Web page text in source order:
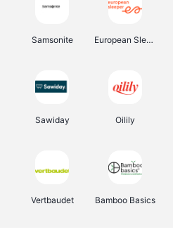
Samsonite European Sleeper
Sawiday Oilily
Vertbaudet Bamboo Basics